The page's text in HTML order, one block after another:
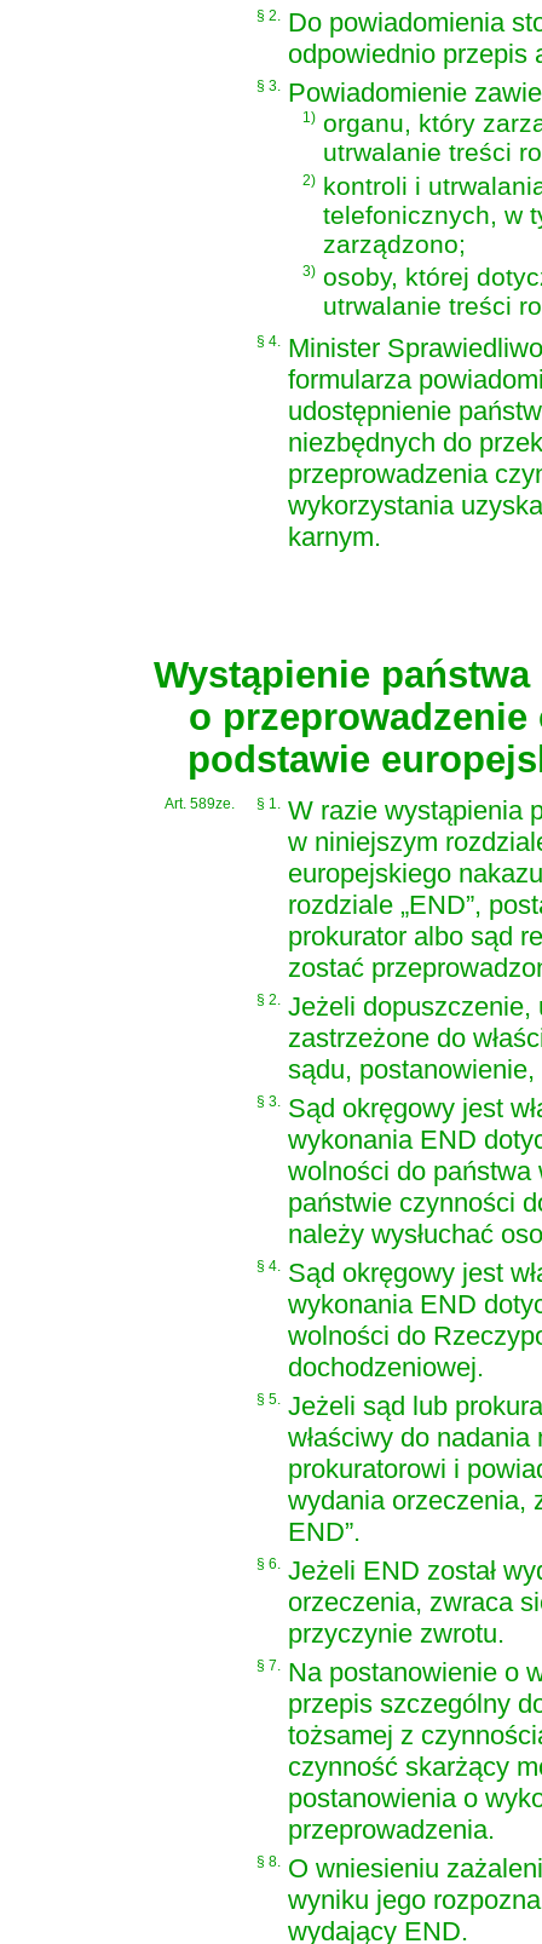
§ 2. Do powiadomienia
odpowiednio przepis
§ 3. Powiadomienie
1) organu, który
utrwalanie treści
2) kontroli i
telefonicznych, w
zarządzono;
3) osoby, której
utrwalanie treści
§ 4.
Minister
formularza
udostępnienie
niezbędnych do
przeprowadzenia
wykorzystania
karnym.
Wystąpienie
o
podstawie
Art. 589ze. § 1.
W razie wystąpienia
w niniejszym
europejskiego
rozdziale „END”,
prokurator albo sąd
zostać
§ 2.
Jeżeli dopuszczenie,
zastrzeżone do
sądu,
§ 3.
Sąd okręgowy jest
wykonania END
wolności do państwa
państwie czynności
należy wysłuchać
§ 4.
Sąd okręgowy jest
wykonania END
wolności do
dochodzeniowej.
§ 5.
Jeżeli sąd lub
właściwy do
prokuratorowi i
wydania orzeczenia,
END”.
§ 6.
Jeżeli END został
orzeczenia, zwraca
przyczynie zwrotu.
§ 7.
Na postanowienie o
przepis szczególny
tożsamej z
czynność skarżący
postanowienia o
przeprowadzenia.
§ 8.
O wniesieniu
wyniku jego
wydający END.